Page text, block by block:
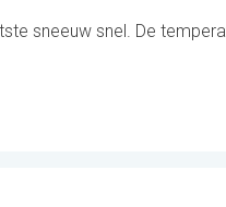
sneeuw snel. De